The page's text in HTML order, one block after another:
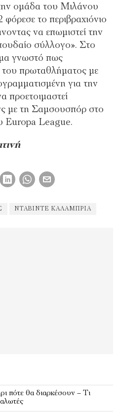
ομάδα του Μιλάνου
το περιβραχιόνιο
να επωμιστεί την
σύλλογο». Στο
γνωστό πως
του πρωταθλήματος με
για την
προετοιμαστεί
με τη Σαμσουσπόρ στο
Europa League.
ΝΤΆΒΙΝΤΕ ΚΑΛΆΜΠΡΙΑ
πότε θα διαρκέσουν – Τι